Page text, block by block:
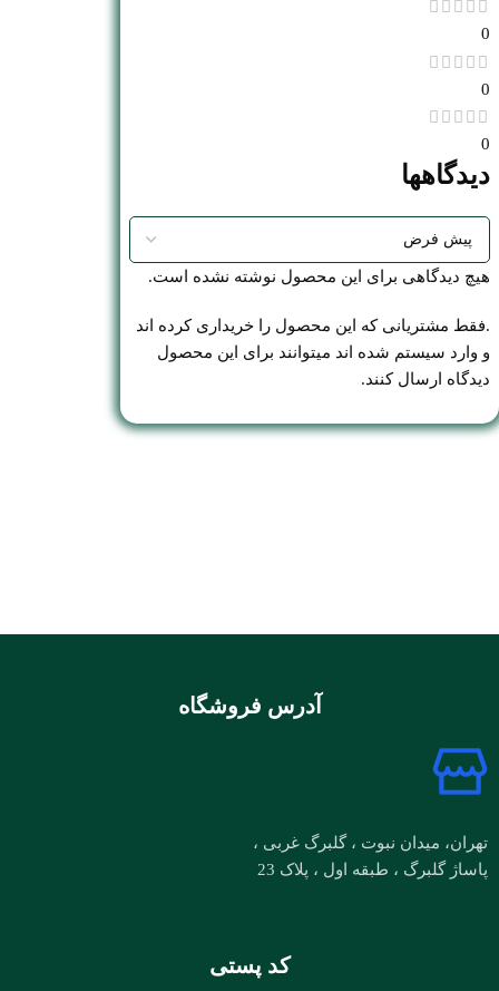
0
0
0
دیدگاهها
هیچ دیدگاهی برای این محصول نوشته نشده است.
.فقط مشتریانی که این محصول را خریداری کرده اند
و وارد سیستم شده اند میتوانند برای این محصول
دیدگاه ارسال کنند.
آدرس فروشگاه
تهران، میدان نبوت ، گلبرگ غربی ،
پاساژ گلبرگ ، طبقه اول ، پلاک 23
کد پستی